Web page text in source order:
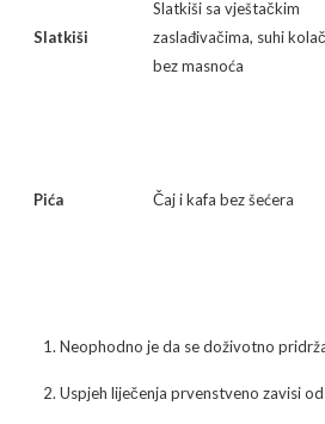
Slatkiši
Slatkiši sa vještačkim
zaslađivačima, suhi
bez masnoća
Pića Čaj i kafa bez šećera
Neophodno je da se doživotno
Uspjeh liječenja prvenstveno zavisi